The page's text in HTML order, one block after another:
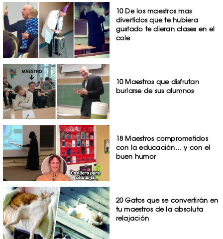
10 De los maestros mas
divertidos que te hubiera
gustado te dieran clases en el
cole
10 Maestros que disfrutan
burlarse de sus alumnos
18 Maestros comprometidos
con la educación… y con el
buen humor
20 Gatos que se convertirán en
tu maestros de la absoluta
relajación